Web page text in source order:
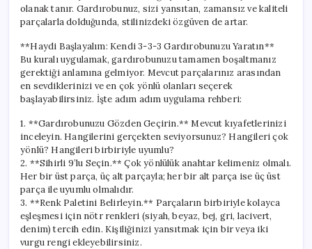
olanak tanır. Gardırobunuz, sizi yansıtan, zamansız ve kaliteli
parçalarla dolduğunda, stilinizdeki özgüven de artar.
**Haydi Başlayalım: Kendi 3-3-3 Gardırobunuzu Yaratın**
Bu kuralı uygulamak, gardırobunuzu tamamen boşaltmanız
gerektiği anlamına gelmiyor. Mevcut parçalarınız arasından
en sevdiklerinizi ve en çok yönlü olanları seçerek
başlayabilirsiniz. İşte adım adım uygulama rehberi:
1. **Gardırobunuzu Gözden Geçirin.** Mevcut kıyafetlerinizi
inceleyin. Hangilerini gerçekten seviyorsunuz? Hangileri çok
yönlü? Hangileri birbiriyle uyumlu?
2. **Sihirli 9’lu Seçin.** Çok yönlülük anahtar kelimeniz olmalı.
Her bir üst parça, üç alt parçayla; her bir alt parça ise üç üst
parça ile uyumlu olmalıdır.
3. **Renk Paletini Belirleyin.** Parçaların birbiriyle kolayca
eşleşmesi için nötr renkleri (siyah, beyaz, bej, gri, lacivert,
denim) tercih edin. Kişiliğinizi yansıtmak için bir veya iki
vurgu rengi ekleyebilirsiniz.